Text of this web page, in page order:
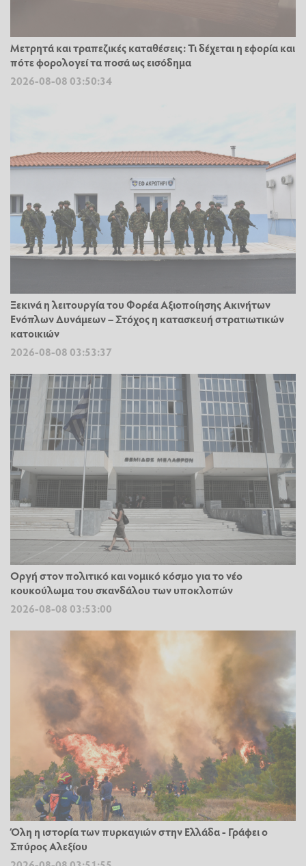
Μετρητά και τραπεζικές καταθέσεις: Τι δέχεται η εφορία και
πότε φορολογεί τα ποσά ως εισόδημα
2026-08-08 03:50:34
Ξεκινά η λειτουργία του Φορέα Αξιοποίησης Ακινήτων
Ενόπλων Δυνάμεων – Στόχος η κατασκευή στρατιωτικών
κατοικιών
2026-08-08 03:53:37
Οργή στον πολιτικό και νομικό κόσμο για το νέο
κουκούλωμα του σκανδάλου των υποκλοπών
2026-08-08 03:53:00
Όλη η ιστορία των πυρκαγιών στην Ελλάδα - Γράφει ο
Σπύρος Αλεξίου